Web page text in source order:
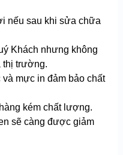
nếu sau khi sửa chữa
Khách nhưng không
thị trường.
mực in đảm bảo chất
kém chất lượng.
sẽ càng được giảm